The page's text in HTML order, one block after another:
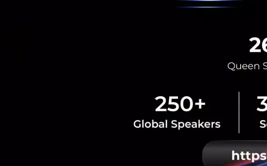
ทั้งหมดออกจากสปอดูมีนได้ภาย
Benjamin Mowbray ผู้เขียนหลั
Rock Zero ระบุ จุดที่แตกต่างจ
เป็นอันดับแรก ซึ่ง Mowbray บอ
ที่น่าสนใจคือผลผลิตที่ได้ไม่ได้มี
ลิเทียมคาร์บอเนตที่เอาไปทำแบ
ผสมซีเมนต์ที่เติมลงในคอนกรี
ของเสียทิ้ง Chiang เรียกแนวคิ
กินสัตว์ที่ใช้ทุกชิ้นส่วนตั้งแต่หัวจ
ต่าง ๆ ทั่วโลกมาแล้วถึง 17 แหล่ง